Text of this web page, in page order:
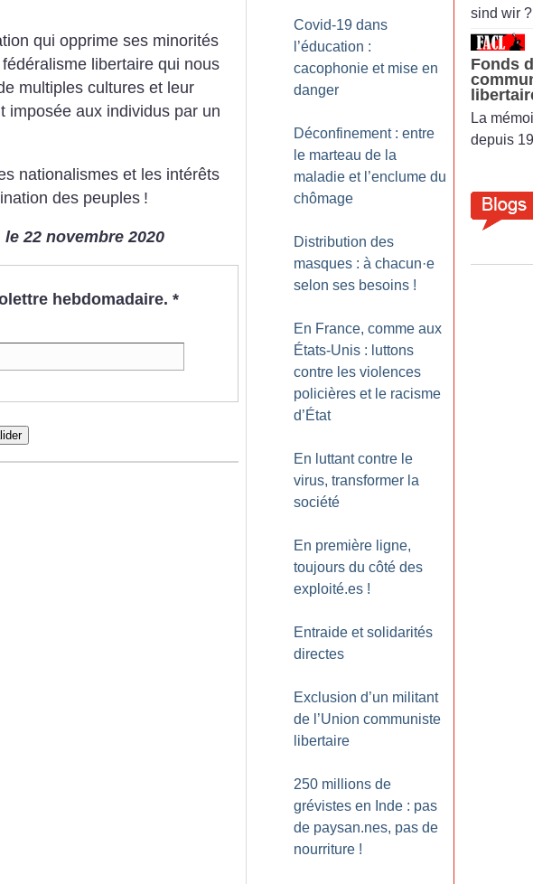
qui opprime ses minorités
libertaire qui nous
multiples cultures et leur
imposée aux individus par un
nationalismes et les intérêts
des peuples !
22 novembre 2020
hebdomadaire. *
Covid-19 dans
l’éducation :
cacophonie et mise en
danger
Déconfinement : entre
le marteau de la
maladie et l’enclume du
chômage
Distribution des
masques : à chacun·e
selon ses besoins !
En France, comme aux
États-Unis : luttons
contre les violences
policières et le racisme
d’État
En luttant contre le
virus, transformer la
société
En première ligne,
toujours du côté des
exploité.es !
Entraide et solidarités
directes
Exclusion d’un militant
de l’Union communiste
libertaire
250 millions de
grévistes en Inde : pas
de paysan.nes, pas de
nourriture !
sind wir ?
Fonds
La
depuis